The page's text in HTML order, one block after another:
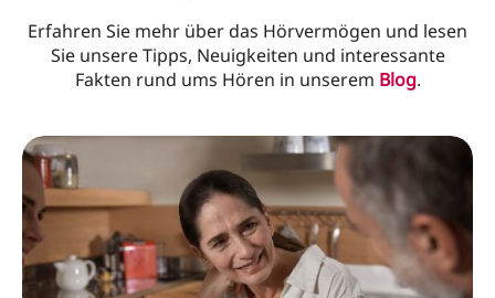
Erfahren Sie mehr über das Hörvermögen und lesen
Sie unsere Tipps, Neuigkeiten und interessante
Fakten rund ums Hören in unserem Blog.